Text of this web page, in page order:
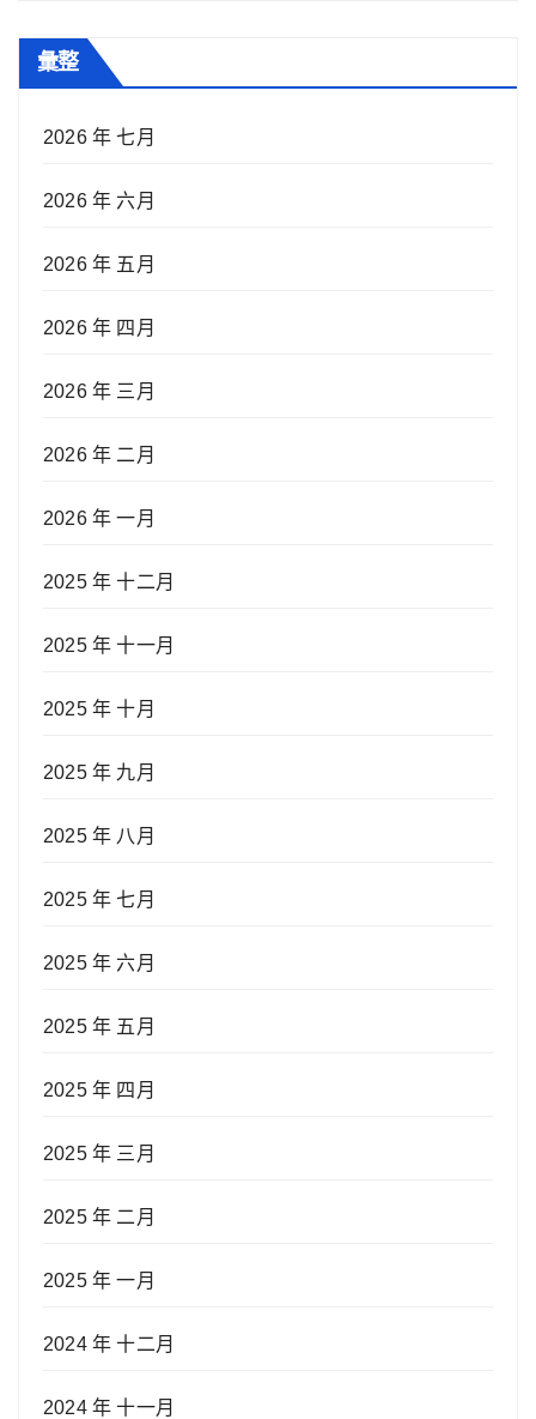
彙整
2026 年 七月
2026 年 六月
2026 年 五月
2026 年 四月
2026 年 三月
2026 年 二月
2026 年 一月
2025 年 十二月
2025 年 十一月
2025 年 十月
2025 年 九月
2025 年 八月
2025 年 七月
2025 年 六月
2025 年 五月
2025 年 四月
2025 年 三月
2025 年 二月
2025 年 一月
2024 年 十二月
2024 年 十一月